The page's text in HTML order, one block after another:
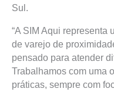
Sul.
“A SIM Aqui representa
de varejo de
pensado para atender
Trabalhamos com uma
práticas, sempre com